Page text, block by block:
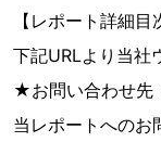
【レポート詳細
下記URLより当社
★お問い合わせ先
当レポートへのお